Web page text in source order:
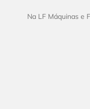
Na LF Máquinas e